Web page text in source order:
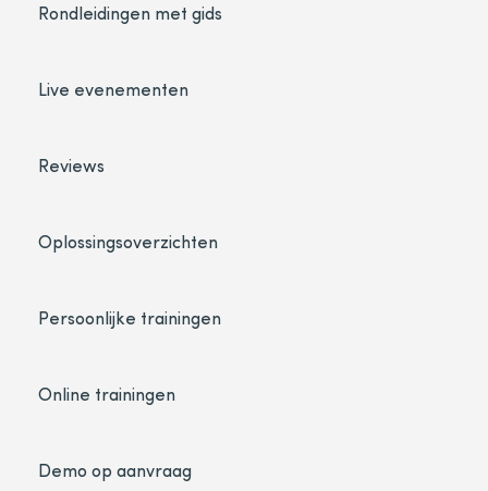
Rondleidingen met gids
Live evenementen
Reviews
Oplossingsoverzichten
Persoonlijke trainingen
Online trainingen
Demo op aanvraag